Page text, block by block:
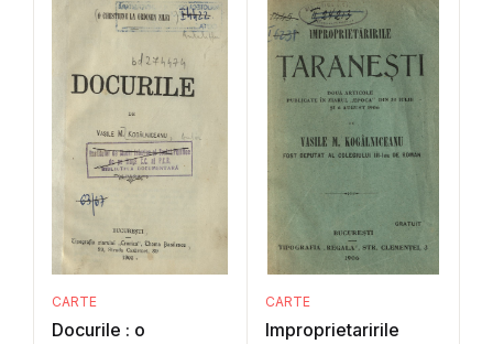
CARTE
Docurile : o
CARTE
Improprietaririle